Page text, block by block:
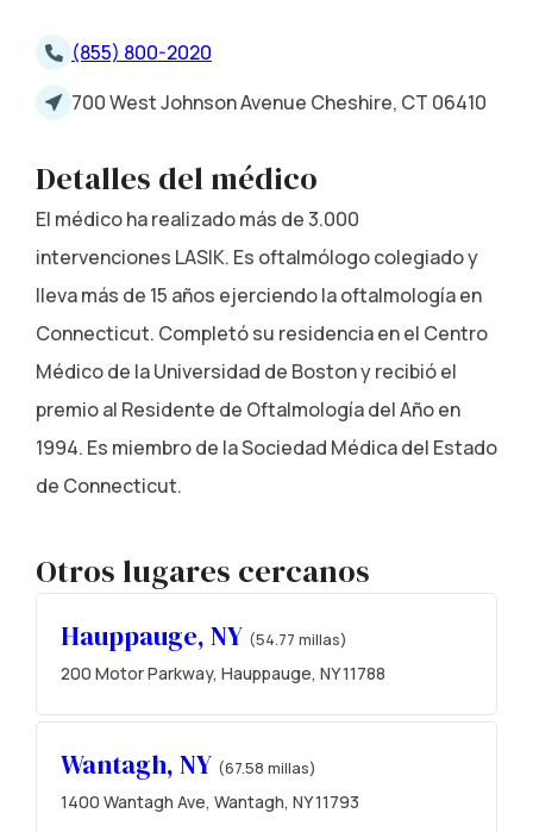
(855) 800-2020
700 West Johnson Avenue Cheshire, CT 06410
Detalles del médico
El médico ha realizado más de 3.000
intervenciones LASIK. Es oftalmólogo colegiado y
lleva más de 15 años ejerciendo la oftalmología en
Connecticut. Completó su residencia en el Centro
Médico de la Universidad de Boston y recibió el
premio al Residente de Oftalmología del Año en
1994. Es miembro de la Sociedad Médica del Estado
de Connecticut.
Otros lugares cercanos
Hauppauge, NY (54.77 millas)
200 Motor Parkway, Hauppauge, NY 11788
Wantagh, NY (67.58 millas)
1400 Wantagh Ave, Wantagh, NY 11793